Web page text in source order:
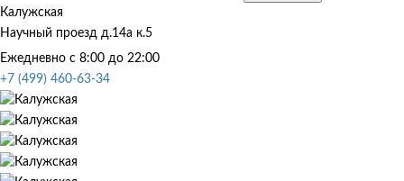
Калужская
Научный проезд д.14а к.5
Ежедневно с 8:00 до 22:00
+7 (499) 460-63-34